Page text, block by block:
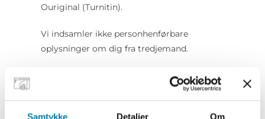
Samtykke Detaljer Om
Ouriginal (Turnitin).
Vi indsamler ikke personhenførbare
oplysninger om dig fra tredjemand.
Hvem videregiver vi personoplysninger
Personoplysninger afgivet på hjemmesiden